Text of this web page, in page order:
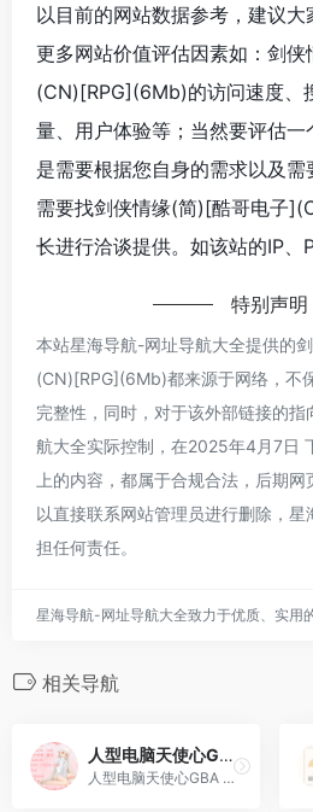
以目前的网站数据参考，建议大
更多网站价值评估因素如：剑
(CN)[RPG](6Mb)的访问速度、
量、用户体验等；当然要评估
是需要根据您自身的需求以及
需要找剑侠情缘(简)[酷哥电子
长进行洽谈提供。如该站的IP、
特别声明
本站星海导航-网址导航大全提供的
(CN)[RPG](6Mb)都来源于网络，不
完整性，同时，对于该外部链接的
航大全实际控制，在2025年4月7日
上的内容，都属于合规合法，后期
以直接联系网站管理员进行删除，
担任何责任。
星海导航-网址导航大全致力于优质、实用
相关导航
人型电脑天使心GBA – 只属于我的人[PGCG](简)(JP)(64Mb)
人型电脑天使心GBA - 只属于我的人[PGCG](简)(JP)(64Mb)